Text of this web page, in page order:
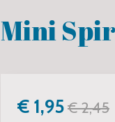
Mini
€ 1,95€ 2,45